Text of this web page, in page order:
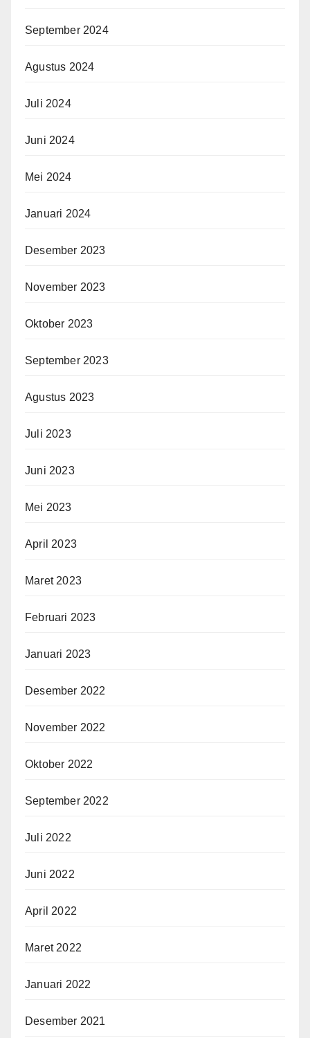
September 2024
Agustus 2024
Juli 2024
Juni 2024
Mei 2024
Januari 2024
Desember 2023
November 2023
Oktober 2023
September 2023
Agustus 2023
Juli 2023
Juni 2023
Mei 2023
April 2023
Maret 2023
Februari 2023
Januari 2023
Desember 2022
November 2022
Oktober 2022
September 2022
Juli 2022
Juni 2022
April 2022
Maret 2022
Januari 2022
Desember 2021